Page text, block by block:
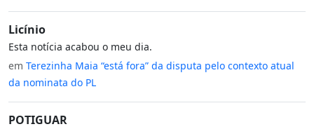
Licínio
Esta notícia acabou o meu dia.
em Terezinha Maia “está fora” da disputa pelo contexto atual
da nominata do PL
POTIGUAR